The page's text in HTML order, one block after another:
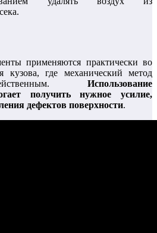
применяются практически во
кузова, где механический метод
Использование
получить нужное усилие,
дефектов поверхности.